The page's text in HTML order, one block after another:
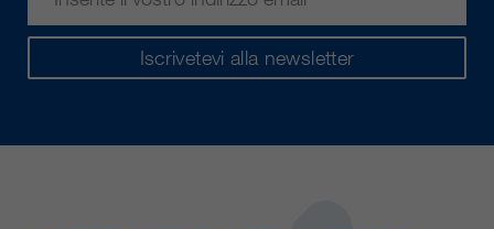
Iscrivetevi alla newsletter